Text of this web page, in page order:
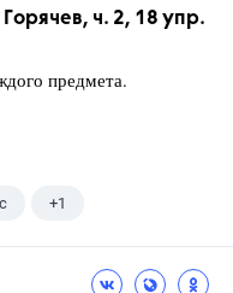
ч. 2, 18 упр.
предмета.
+1